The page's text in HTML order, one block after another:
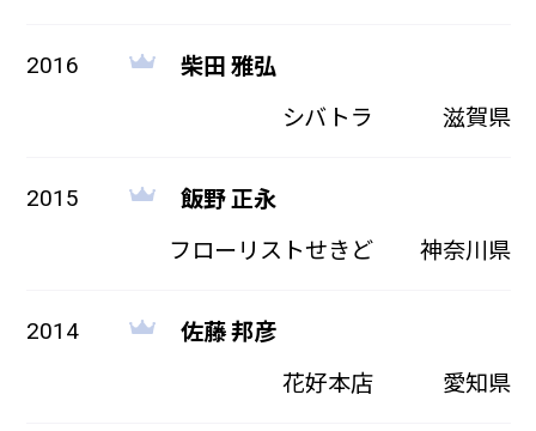
2016
柴田 雅弘
シバトラ
滋賀県
2015
飯野 正永
フローリストせきど
神奈川県
2014
佐藤 邦彦
花好本店
愛知県